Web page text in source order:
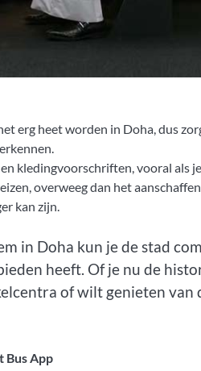
erg heet worden in Doha, dus
kledingvoorschriften, vooral als
overweeg dan het
kan zijn.
in Doha kun je de stad
heeft. Of je nu de
of wilt genieten van
Bus App